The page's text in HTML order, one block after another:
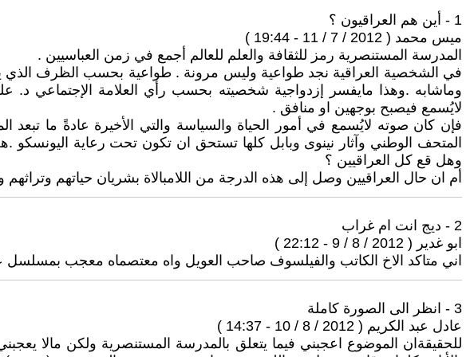
1 - أين هم العراقيون ؟
ميس محمد ( 2012 / 7 / 11 - 19:44 )
المدرسة المستنصرية رمز للثقافة والعلم للعالم أجمع في زمن العباسيين .
في الشخصية العراقية نجد طواعية وليس مرونة . طواعية بحسب الظرف الذي
وماشابه .وهذا مايفسر إزدواجية شخصيته بحسب رأي العلامة الإجتماعي
لايُسمع فيصبح بوجهين او منافق .
فإن كان صوته لايُسمع في أمور الحياة والسياسة والتي الأخيرة عادةً ما
المتحف الوطني وآثار نينوى وبابل كلها تستحق ان تكون تحت رعاية
وهل قع كل العراقيين ؟
أم ان حال العراقيين وصل إلى هذه الدرجة من اللامبالاة بشريان حياتهم وتراثهم
2 - ديج انت ام غراب
ابو غدير ( 2012 / 8 / 9 - 22:12 )
اني متاكد الاخ الكاتب والفيلسوف صاحب العويل واه معتصماه معجب
3 - انظر الى الصورة كاملة
عادل عبد الكريم ( 2012 / 8 / 10 - 14:37 )
للحقيقةان الموضوع اعجبني فيما يتعلق بالمدرسة المستنصرية ولكن مالا